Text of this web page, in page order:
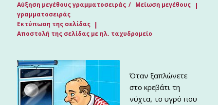
Αύξηση μεγέθους γραμματοσειράς
Μείωση μεγέθους
γραμματοσειράς
Εκτύπωση της σελίδας
Αποστολή της σελίδας με ηλ. ταχυδρομείο
Όταν ξαπλώνετε
στο κρεβάτι τη
νύχτα, το υγρό που